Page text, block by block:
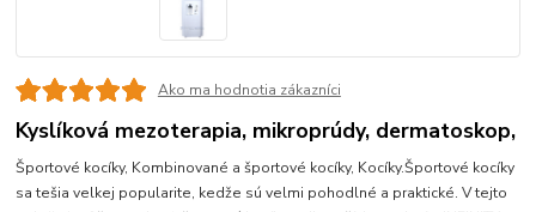
Ako ma hodnotia zákazníci
Kyslíková mezoterapia, mikroprúdy, dermatoskop,
Športové kocíky, Kombinované a športové kocíky, Kocíky.Športové kocíky
sa tešia velkej popularite, kedže sú velmi pohodlné a praktické. V tejto